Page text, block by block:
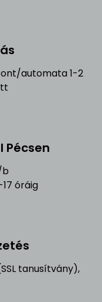
automata 1-2
Pécsen
b
óráig
tanusítvány),